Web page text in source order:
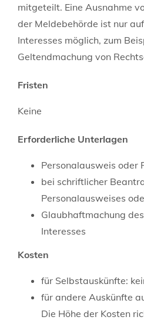
mitgeteilt. Eine Ausnahme
der Meldebehörde ist nur
Interesses möglich, zum
Geltendmachung von
Fristen
Keine
Erforderliche Unterlagen
Personalausweis oder
bei schriftlicher
Personalausweises
Glaubhaftmachung
Interesses
Kosten
für Selbstauskünfte:
für andere Auskünfte
Die Höhe der Kosten